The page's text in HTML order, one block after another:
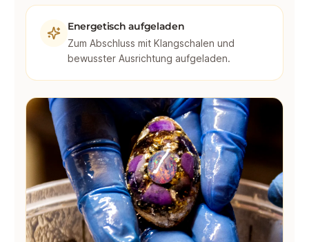
Energetisch aufgeladen
Zum Abschluss mit Klangschalen und
bewusster Ausrichtung aufgeladen.